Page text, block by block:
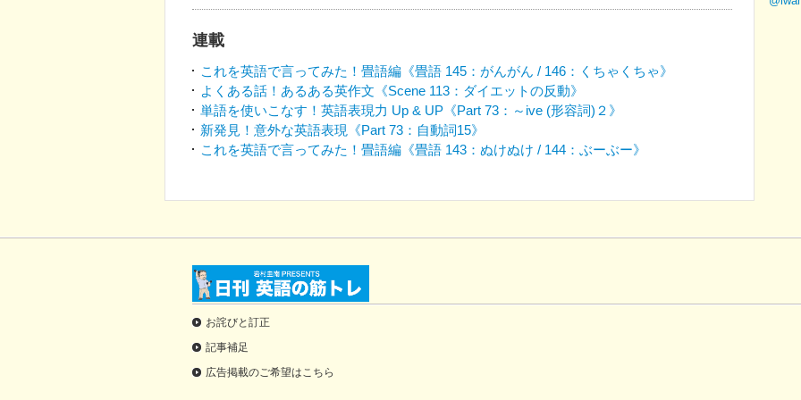
連載
これを英語で言ってみた！畳語編《畳語 145：がんがん / 146：くちゃくちゃ》
よくある話！あるある英作文《Scene 113：ダイエットの反動》
単語を使いこなす！英語表現力 Up & UP《Part 73：～ive (形容詞)２》
新発見！意外な英語表現《Part 73：自動詞15》
これを英語で言ってみた！畳語編《畳語 143：ぬけぬけ / 144：ぶーぶー》
お詫びと訂正
記事補足
広告掲載のご希望はこちら